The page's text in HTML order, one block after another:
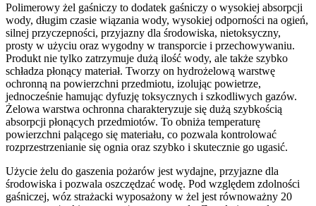
Polimerowy żel gaśniczy to dodatek gaśniczy o wysokiej absorpcji
wody, długim czasie wiązania wody, wysokiej odporności na ogień,
silnej przyczepności, przyjazny dla środowiska, nietoksyczny,
prosty w użyciu oraz wygodny w transporcie i przechowywaniu.
Produkt nie tylko zatrzymuje dużą ilość wody, ale także szybko
schładza płonący materiał. Tworzy on hydrożelową warstwę
ochronną na powierzchni przedmiotu, izolując powietrze,
jednocześnie hamując dyfuzję toksycznych i szkodliwych gazów.
Żelowa warstwa ochronna charakteryzuje się dużą szybkością
absorpcji płonących przedmiotów. To obniża temperaturę
powierzchni palącego się materiału, co pozwala kontrolować
rozprzestrzenianie się ognia oraz szybko i skutecznie go ugasić.
Użycie żelu do gaszenia pożarów jest wydajne, przyjazne dla
środowiska i pozwala oszczędzać wodę. Pod względem zdolności
gaśniczej, wóz strażacki wyposażony w żel jest równoważny 20